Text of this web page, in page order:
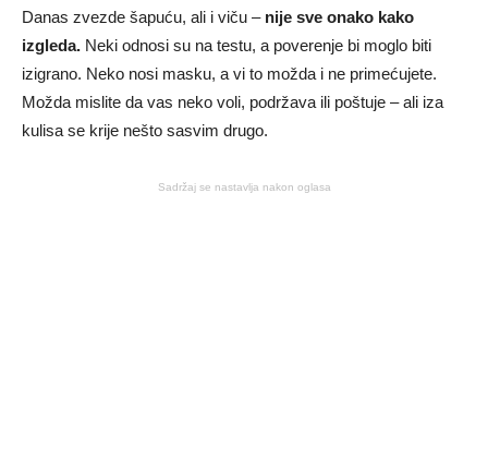
Danas zvezde šapuću, ali i viču – nije sve onako kako
izgleda. Neki odnosi su na testu, a poverenje bi moglo biti
izigrano. Neko nosi masku, a vi to možda i ne primećujete.
Možda mislite da vas neko voli, podržava ili poštuje – ali iza
kulisa se krije nešto sasvim drugo.
Sadržaj se nastavlja nakon oglasa